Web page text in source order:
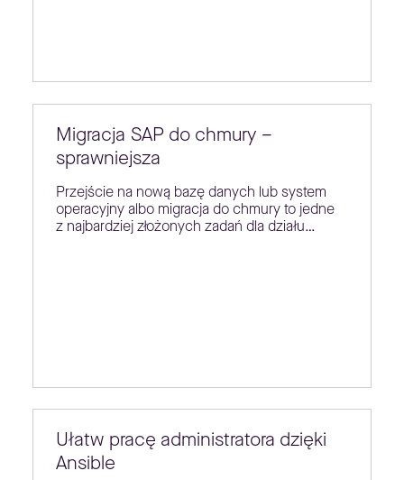
Migracja SAP do chmury –
sprawniejsza
Przejście na nową bazę danych lub system
operacyjny albo migracja do chmury to jedne
z najbardziej złożonych zadań dla działu…
Ułatw pracę administratora dzięki
Ansible